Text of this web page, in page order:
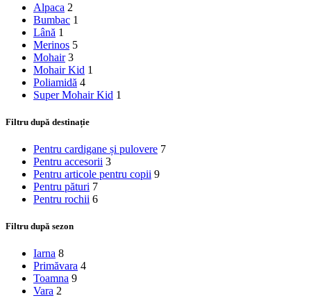
Alpaca 2
Bumbac 1
Lână 1
Merinos 5
Mohair 3
Mohair Kid 1
Poliamidă 4
Super Mohair Kid 1
Filtru după destinație
Pentru cardigane și pulovere 7
Pentru accesorii 3
Pentru articole pentru copii 9
Pentru pături 7
Pentru rochii 6
Filtru după sezon
Iarna 8
Primăvara 4
Toamna 9
Vara 2